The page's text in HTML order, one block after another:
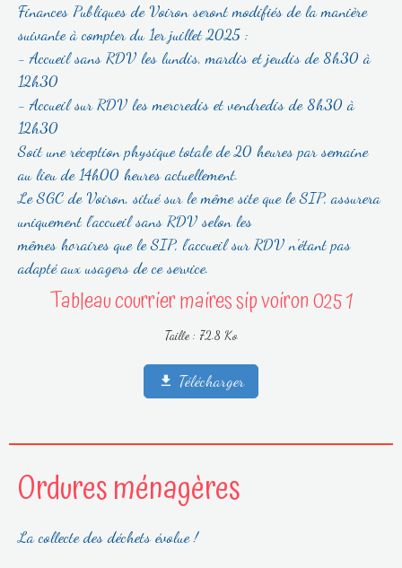
Finances Publiques de Voiron seront modifiés de la manière
suivante à compter du 1er juillet 2025 :
- Accueil sans RDV les lundis, mardis et jeudis de 8h30 à
12h30
- Accueil sur RDV les mercredis et vendredis de 8h30 à
12h30
Soit une réception physique totale de 20 heures par semaine
au lieu de 14h00 heures actuellement.
Le SGC de Voiron, situé sur le même site que le SIP, assurera
uniquement l’accueil sans RDV selon les
mêmes horaires que le SIP, l’accueil sur RDV n’étant pas
adapté aux usagers de ce service.
Tableau courrier maires sip voiron 025 1
Taille : 72.8 Ko
Télécharger
Ordures ménagères
La collecte des déchets évolue !